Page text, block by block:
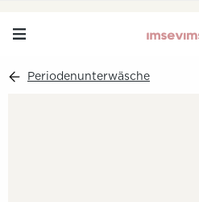
Periodenunterwäsche